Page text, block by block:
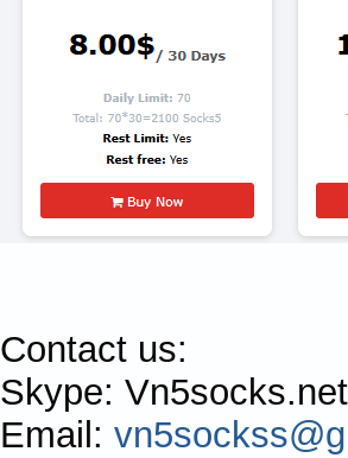
Contact us:
Skype: Vn5socks.net
Email: